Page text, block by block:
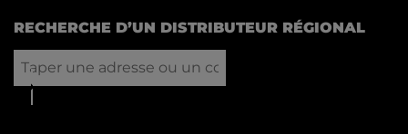
RECHERCHE D’UN DISTRIBUTEUR RÉGIONAL